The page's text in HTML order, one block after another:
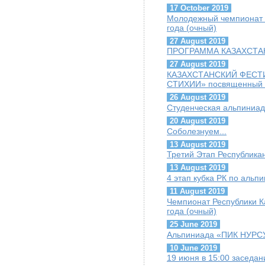
17 October 2019
Молодежный чемпионат
года (очный)
27 August 2019
ПРОГРАММА
27 August 2019
КАЗАХСТАНСКИЙ
СТИХИИ» посвященный
26 August 2019
Студенческая
20 August 2019
Соболезнуем...
13 August 2019
Третий Этап
13 August 2019
4 этап кубка РК по
11 August 2019
Чемпионат Республики
года (очный)
25 June 2019
Альпиниада «ПИК
10 June 2019
19 июня в 15:00